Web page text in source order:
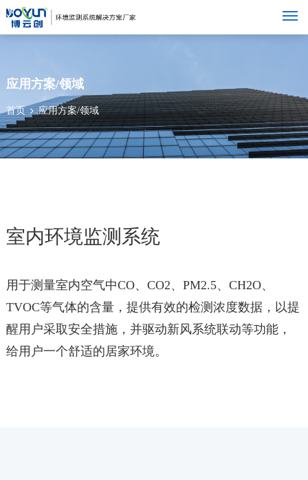
应用方案/领域
首页 应用方案/领域
室内环境监测系统
用于测量室内空气中CO、CO2、PM2.5、CH2O、
TVOC等气体的含量，提供有效的检测浓度数据，以提
醒用户采取安全措施，并驱动新风系统联动等功能，
给用户一个舒适的居家环境。